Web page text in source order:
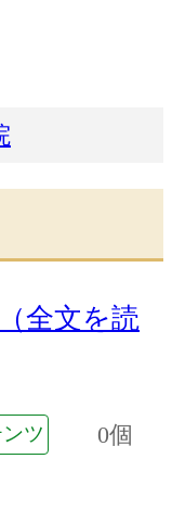
（全文を読
ツ 0個